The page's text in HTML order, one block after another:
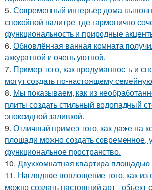
5. Современный интерьер дома
спокойной палитре, где гармонично
функциональность и природные
6. Обновлённая ванная комната
аккуратной и очень уютной.
7. Пример того, как продуманность и
могут создать по-настоящему
8. Мы показываем, как из
плиты создать стильный водопадный
эпоксидной заливкой.
9. Отличный пример того, как даже на
площади можно создать современное,
функциональное пространство.
10. Двухкомнатная квартира площадью
11. Наглядное воплощение того, как из
можно создать настоящий арт -